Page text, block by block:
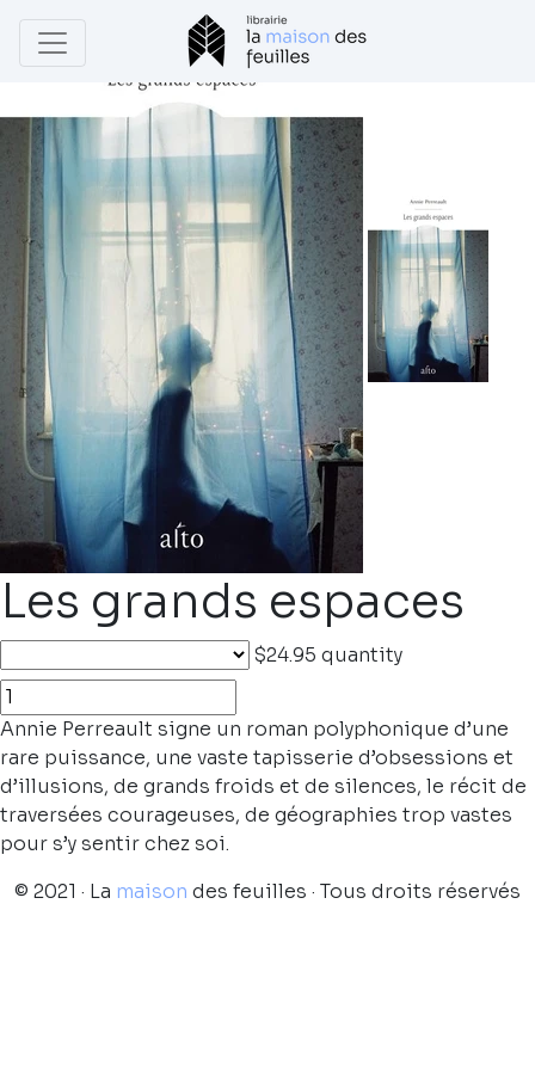
Les grands espaces
$24.95 quantity
Annie Perreault signe un roman polyphonique d’une
rare puissance, une vaste tapisserie d’obsessions et
d’illusions, de grands froids et de silences, le récit de
traversées courageuses, de géographies trop vastes
pour s’y sentir chez soi.
© 2021 · La maison des feuilles · Tous droits réservés